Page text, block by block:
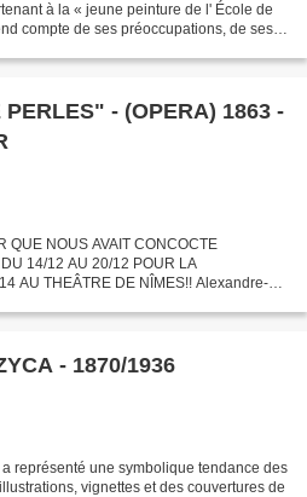
à la « jeune peinture de l' École de
compte de ses préoccupations, de ses
(OPERA) 1863 -
QUE NOUS AVAIT CONCOCTE
14/12 AU 20/12 POUR LA
AU THEÂTRE DE NÎMES!! Alexandre-
- 1870/1936
a représenté une symbolique tendance des
vignettes et des couvertures de